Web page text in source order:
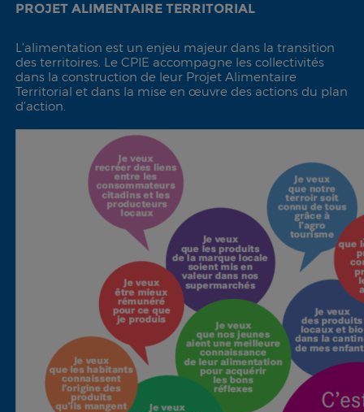
PROJET ALIMENTAIRE TERRITORIAL
L’alimentation est un enjeu majeur dans la transition
des territoires. Le CPIE accompagne les collectivités
dans la construction de leur Projet Alimentaire
Territorial et dans la mise en œuvre des actions du plan
d’action.